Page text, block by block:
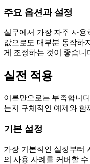
주요 옵션과 설정
실무에서 가장 자주 사용
값으로도 대부분 동작하
게 조정하는 것이 좋습니
실전 적용
이론만으로는 부족합니
는지 구체적인 예제와 함
기본 설정
가장 기본적인 설정부터
의 사용 사례를 커버할